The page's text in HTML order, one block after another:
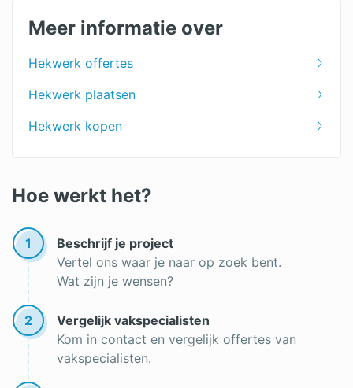
Hekwerk
Meer informatie over
Hekwerk offertes
Hekwerk plaatsen
Hekwerk kopen
Hoe werkt het?
1
Beschrijf je project
Vertel ons waar je naar op zoek bent.
Wat zijn je wensen?
2
Vergelijk vakspecialisten
Kom in contact en vergelijk offertes van
vakspecialisten.